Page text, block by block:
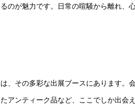
のが魅力です。日常の喧騒から離れ
、その多彩な出展ブースにあります
アンティーク品など、ここでしか出